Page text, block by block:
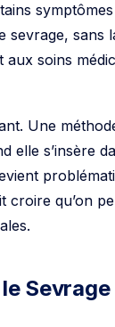
sevrage, sans
aux soins
Une
elle s’insère
croire qu’on